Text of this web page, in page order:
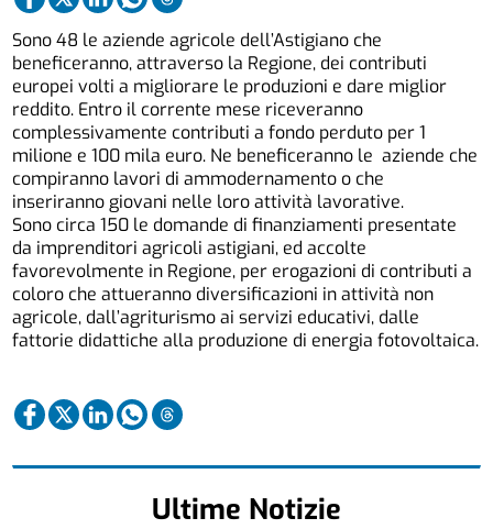
Sono 48 le aziende agricole dell’Astigiano che
beneficeranno, attraverso la Regione, dei contributi
europei volti a migliorare le produzioni e dare miglior
reddito. Entro il corrente mese riceveranno
complessivamente contributi a fondo perduto per 1
milione e 100 mila euro. Ne beneficeranno le aziende che
compiranno lavori di ammodernamento o che
inseriranno giovani nelle loro attività lavorative.
Sono circa 150 le domande di finanziamenti presentate
da imprenditori agricoli astigiani, ed accolte
favorevolmente in Regione, per erogazioni di contributi a
coloro che attueranno diversificazioni in attività non
agricole, dall’agriturismo ai servizi educativi, dalle
fattorie didattiche alla produzione di energia fotovoltaica.
Ultime Notizie